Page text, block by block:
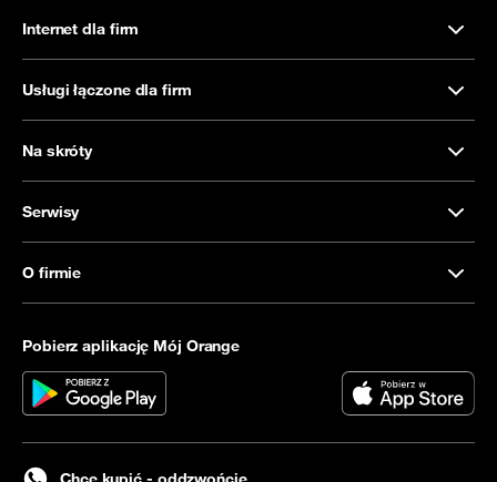
Internet dla firm
Usługi łączone dla firm
Na skróty
Serwisy
O firmie
Pobierz aplikację Mój Orange